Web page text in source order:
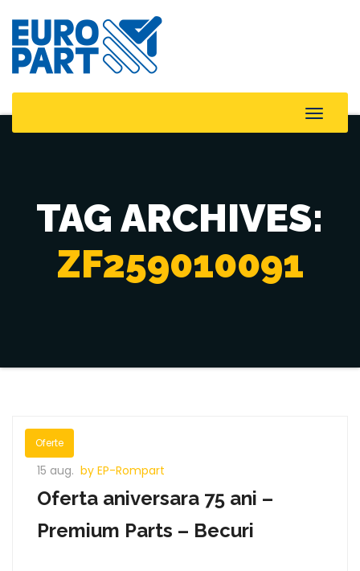
Toggle
TAG ARCHIVES:
ZF259010091
Oferte
15 aug. by EP-Rompart
Oferta aniversara 75 ani –
Premium Parts – Becuri